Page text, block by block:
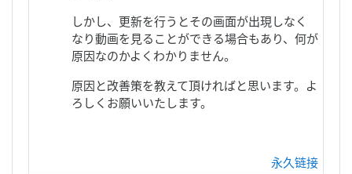
しかし、更新を行うとその画面が出現しなく
なり動画を見ることができる場合もあり、何が
原因なのかよくわかりません。
原因と改善策を教えて頂ければと思います。よ
ろしくお願いいたします。
永久链接